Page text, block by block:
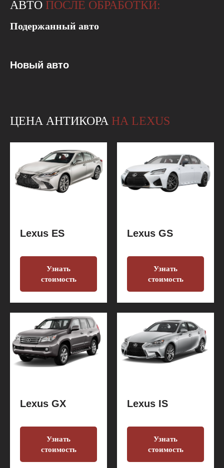
АВТО ПОСЛЕ ОБРАБОТКИ:
Подержанный авто
Новый авто
ЦЕНА АНТИКОРА НА LEXUS
Lexus ES
Узнать
стоимость
Lexus GS
Узнать
стоимость
Lexus GX
Узнать
стоимость
Lexus IS
Узнать
стоимость